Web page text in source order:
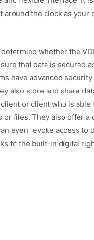
around the clock as your
whether the
that data is secured
have advanced
also store and share
or client who is
or files. They also offer
even revoke access to
to the built-in digital